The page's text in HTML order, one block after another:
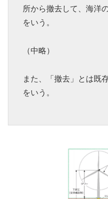
所から撤去して、海洋
をいう。
（中略）
また、「撤去」とは既
をいう。